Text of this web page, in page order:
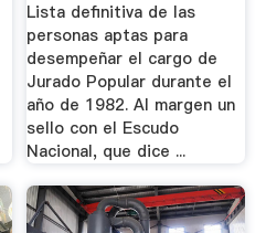
Lista definitiva de las
personas aptas para
desempeñar el cargo de
Jurado Popular durante el
año de 1982. Al margen un
sello con el Escudo
Nacional, que dice ...